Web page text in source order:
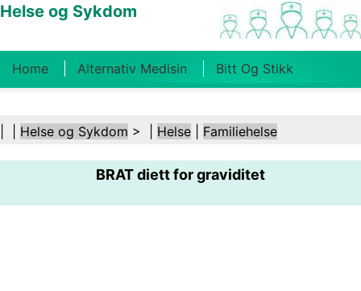
Helse og Sykdom
Home Alternativ Medisin Bitt Og Stikk
Kosthold Og Ernæring Familiehelse
Psykisk Helse Folkehelse Og
Sikkerhet Kirurgi Og Prosedyrer Helse
Helse og Sykdom > | Helse Familiehelse
BRAT diett for graviditet